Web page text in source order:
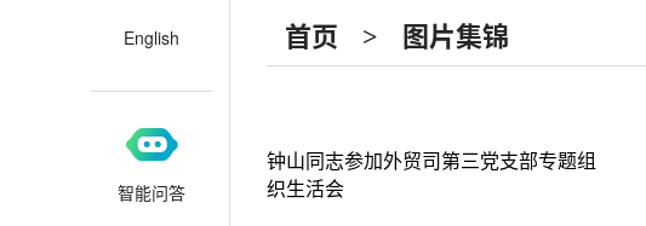
首页 > 图片集锦
钟山同志参加外贸司第三党支部专题组
织生活会
English
智能问答